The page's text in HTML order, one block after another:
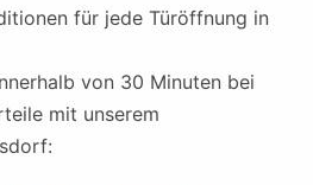
für jede Türöffnung in
von 30 Minuten bei
mit unserem